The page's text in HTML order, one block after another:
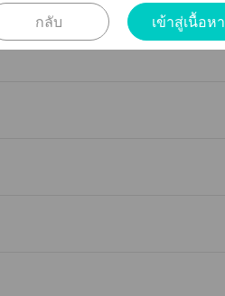
กลับ เข้าสู่เนื้อหา